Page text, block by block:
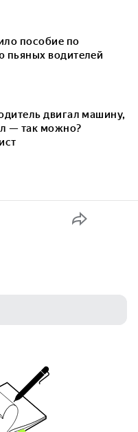
пособие по
пьяных водителей
двигал машину,
— так можно?